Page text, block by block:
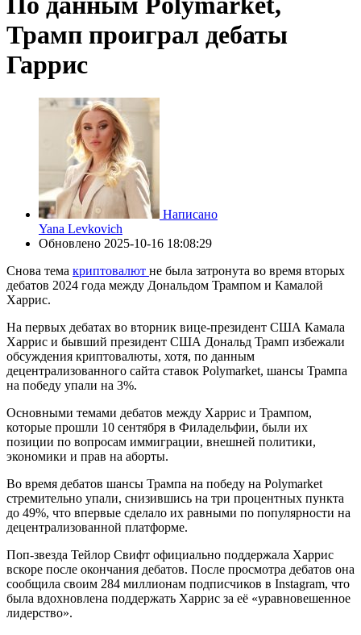
Трамп проиграл дебаты
Гаррис
Написано
Yana Levkovich
Обновлено 2025-10-16 18:08:29
Снова тема криптовалют не была затронута во время вторых
дебатов 2024 года между Дональдом Трампом и Камалой
Харрис.
На первых дебатах во вторник вице-президент США Камала
Харрис и бывший президент США Дональд Трамп избежали
обсуждения криптовалюты, хотя, по данным
децентрализованного сайта ставок Polymarket, шансы Трампа
на победу упали на 3%.
Основными темами дебатов между Харрис и Трампом,
которые прошли 10 сентября в Филадельфии, были их
позиции по вопросам иммиграции, внешней политики,
экономики и прав на аборты.
Во время дебатов шансы Трампа на победу на Polymarket
стремительно упали, снизившись на три процентных пункта
до 49%, что впервые сделало их равными по популярности на
децентрализованной платформе.
Поп-звезда Тейлор Свифт официально поддержала Харрис
вскоре после окончания дебатов. После просмотра дебатов она
сообщила своим 284 миллионам подписчиков в Instagram, что
была вдохновлена поддержать Харрис за её «уравновешенное
лидерство».